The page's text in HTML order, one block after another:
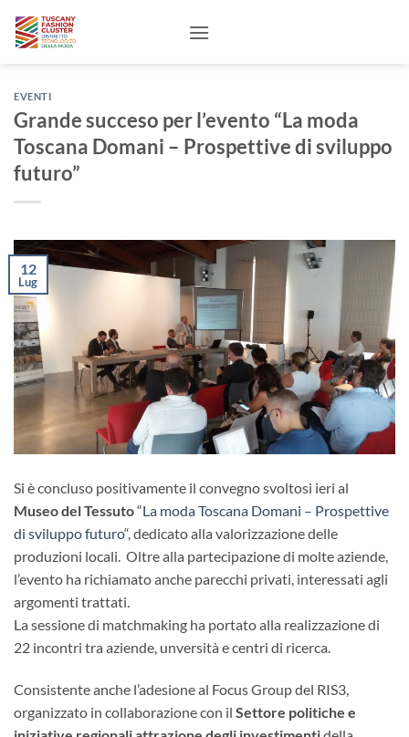
EVENTI
Grande succeso per l’evento “La moda
Toscana Domani – Prospettive di sviluppo
futuro”
12
Lug
Si è concluso positivamente il convegno svoltosi ieri al
Museo del Tessuto“La moda Toscana Domani – Prospettive
di sviluppo futuro“, dedicato alla valorizzazione delle
produzioni locali. Oltre alla partecipazione di molte aziende,
l’evento ha richiamato anche parecchi privati, interessati agli
argomenti trattati.
La sessione di matchmaking ha portato alla realizzazione di
22 incontri tra aziende, unversità e centri di ricerca.
Consistente anche l’adesione al Focus Group del RIS3,
organizzato in collaborazione con il Settore politiche e